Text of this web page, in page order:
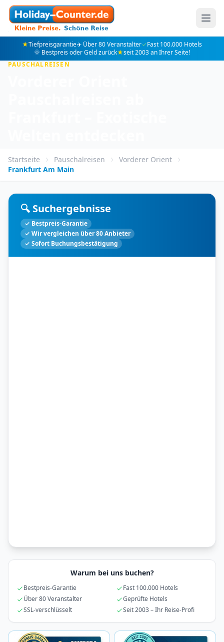
★Tiefpreisgarantie✈️ Über 80 Veranstalter✓Fast 100.000 Hotels
🌞 Bestpreis oder Geld zurück★seit 2003 an Ihrer Seite!
PAUSCHALREISEN
Startseite Pauschalreisen
Vorderer Orient
Frankfurt Am Main
🔍 Suchergebnisse
✓ Bestpreis-Garantie
✓ Wir vergleichen über 80 Anbieter
✓ Sofort Buchungsbestätigung
Warum bei uns buchen?
Bestpreis-Garantie
Fast 100.000 Hotels
Über 80 Veranstalter
Geprüfte Hotels
SSL-verschlüsselt
Seit 2003 – Ihr Reise-Profi